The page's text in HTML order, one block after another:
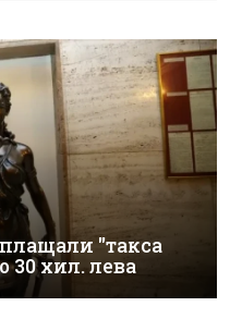
"такса
30 хил. лева